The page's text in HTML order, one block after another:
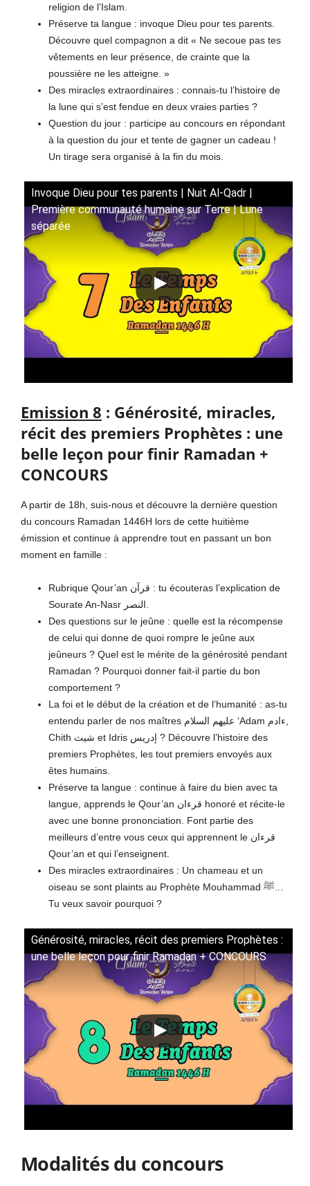
religion de l’Islam.
Préserve ta langue : invoque Dieu pour tes parents.
Découvre quel compagnon a dit « Ne secoue pas tes
vêtements en leur présence, de crainte que la
poussière ne les atteigne. »
Des miracles extraordinaires : connais-tu l’histoire de
la lune qui s’est fendue en deux vraies parties ?
Question du jour : participe au concours en répondant
à la question du jour et tente de gagner un cadeau !
Un tirage sera organisé à la fin du mois.
Invoque Dieu pour tes parents | Nuit Al-Qadr |
Première communauté humaine sur Terre | Lune
séparée
Emission 8 : Générosité, miracles,
récit des premiers Prophètes : une
belle leçon pour finir Ramadan +
CONCOURS
A partir de 18h, suis-nous et découvre la dernière question
du concours Ramadan 1446H lors de cette huitième
émission et continue à apprendre tout en passant un bon
moment en famille :
Rubrique Qour’an قرآن : tu écouteras l’explication de
Des questions sur le jeûne : quelle est la récompense
de celui qui donne de quoi rompre le jeûne aux
jeûneurs ? Quel est le mérite de la générosité pendant
Ramadan ? Pourquoi donner fait-il partie du bon
comportement ?
La foi et le début de la création et de l’humanité : as-tu
entendu parler de nos maîtres عليهم السلام ‘Adam ءادم,
Chith شيث et Idris إدريس ? Découvre l’histoire des
premiers Prophètes, les tout premiers envoyés aux
êtes humains.
Préserve ta langue : continue à faire du bien avec ta
langue, apprends le Qour’an قرءان honoré et récite-le
avec une bonne prononciation. Font partie des
meilleurs d’entre vous ceux qui apprennent le قرءان
Qour’an et qui l’enseignent.
Des miracles extraordinaires : Un chameau et un
oiseau se sont plaints au Prophète Mouhammad ﷺ…
Tu veux savoir pourquoi ?
Générosité, miracles, récit des premiers Prophètes :
une belle leçon pour finir Ramadan + CONCOURS
Modalités du concours